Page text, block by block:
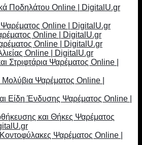
Ποδηλάτου Online | DigitalU.gr
Ψαρέματος Online | DigitalU.gr
Online | DigitalU.gr
Online | DigitalU.gr
Online | DigitalU.gr
Στριφτάρια Ψαρέματος Online |
Μολύβια Ψαρέματος Online |
Είδη Ένδυσης Ψαρέματος Online |
και Θήκες Ψαρέματος
Ψαρέματος Online |